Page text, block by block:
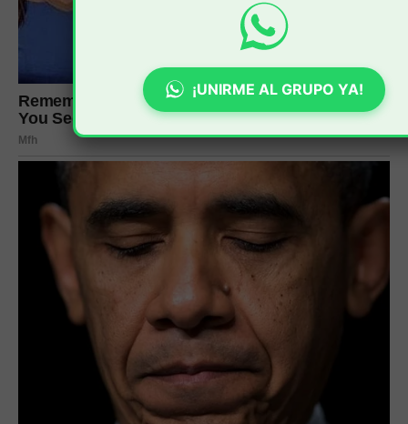
¡UNIRME AL GRUPO YA!